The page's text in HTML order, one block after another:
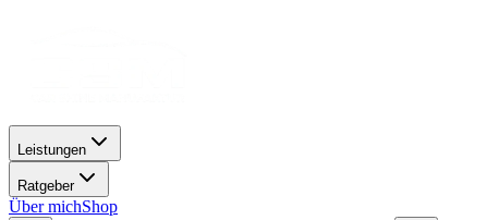
Leistungen
Ratgeber
Über michShop